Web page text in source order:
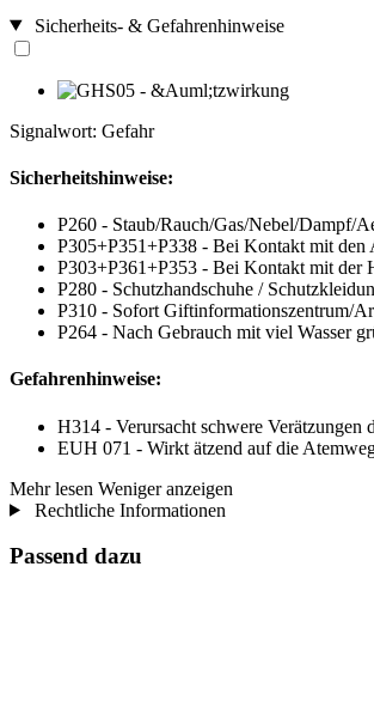
Sicherheits- & Gefahrenhinweise
Signalwort: Gefahr
Sicherheitshinweise:
P260 - Staub/Rauch/Gas/Nebel/Dampf/
P305+P351+P338 - Bei Kontakt mit den
P303+P361+P353 - Bei Kontakt mit der
P280 - Schutzhandschuhe /
P310 - Sofort Giftinformationszentrum/
P264 - Nach Gebrauch mit viel Wasser
Gefahrenhinweise:
H314 - Verursacht schwere Verätzungen
EUH 071 - Wirkt ätzend auf die
Mehr lesen Weniger anzeigen
Rechtliche Informationen
Passend dazu